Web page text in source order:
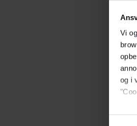
Vi og
og i
Hvis